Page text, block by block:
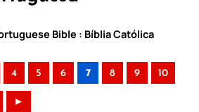
Bible : Bíblia Católica
4 5 6 7 8 9 10
►